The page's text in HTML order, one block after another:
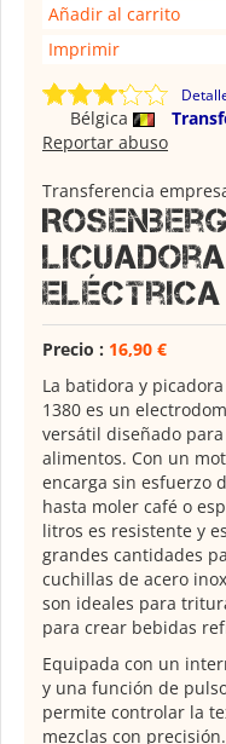
Añadir al carrito
Imprimir
Bélgica
Reportar abuso
Transferencia
Eléctrica
Precio : 16,90 €
La batidora y
1380 es un
versátil diseñado
alimentos. Con un
encarga sin esfuerzo
hasta moler café o
litros es resistente y
grandes cantidades
cuchillas de acero
son ideales para
para crear bebidas
Equipada con un
y una función de
permite controlar la
mezclas con